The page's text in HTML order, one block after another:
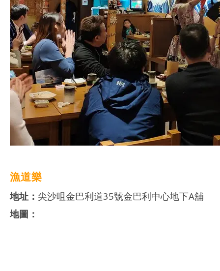
漁道樂
地址： 尖沙咀金巴利道35號金巴利中心地下A舖
地圖：